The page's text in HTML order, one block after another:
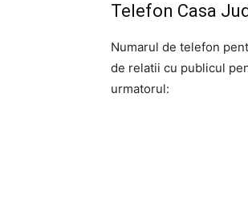
Telefon Casa
Numarul de telefon
de relatii cu publicul
urmatorul: